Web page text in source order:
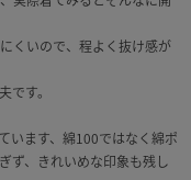
くいので、程よく抜け感が
です。
います、綿100ではなく綿ポ
ず、きれいめな印象も残し